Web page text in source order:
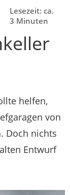
Lesezeit: ca.
3 Minuten
helfen,
von
Doch nichts
Entwurf